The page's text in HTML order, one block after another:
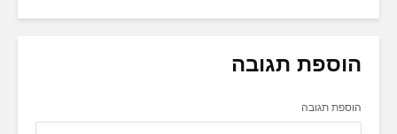
הוספת תגובה
הוספת תגובה